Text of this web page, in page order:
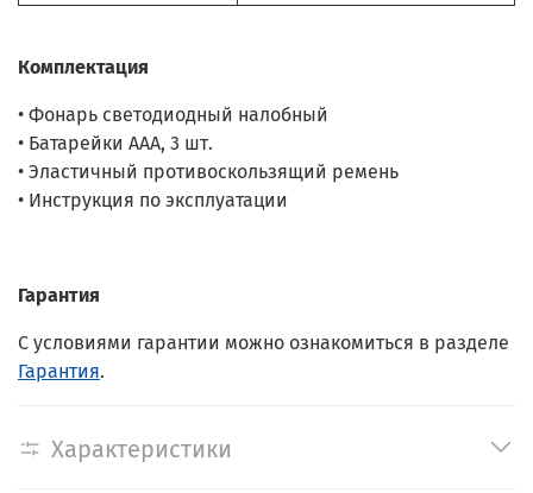
Комплектация
• Фонарь светодиодный налобный
• Батарейки ААА, 3 шт.
• Эластичный противоскользящий ремень
• Инструкция по эксплуатации
Гарантия
С условиями гарантии можно ознакомиться в разделе
Гарантия.
Характеристики